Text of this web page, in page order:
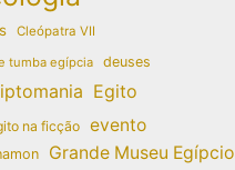
Cleópatra VII
tumba egípcia deuses
Egito
na ficção evento
Grande Museu Egípcio